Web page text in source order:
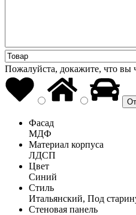
Пожалуйста, докажите, что вы
Фасад
МДФ
Материал корпуса
ЛДСП
Цвет
Синий
Стиль
Итальянский, Под
Стеновая панель